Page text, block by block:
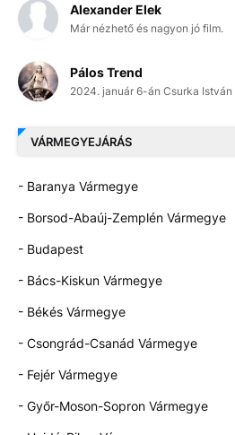
Alexander Elek
Már nézhető és nagyon jó film.
Pálos Trend
2024. január 6-án Csurka
VÁRMEGYEJÁRÁS
- Baranya Vármegye
- Borsod-Abaúj-Zemplén Vármegye
- Budapest
- Bács-Kiskun Vármegye
- Békés Vármegye
- Csongrád-Csanád Vármegye
- Fejér Vármegye
- Győr-Moson-Sopron Vármegye